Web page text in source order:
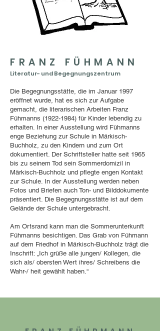
Franz Fühmann
FRANZ FÜHMANN
Literatur- und Begegnungszentrum
Die Begegnungsstätte, die im Januar 1997
eröffnet wurde, hat es sich zur Aufgabe
gemacht, die literarischen Arbeiten Franz
Fühmanns (1922-1984) für Kinder lebendig zu
erhalten. In einer Ausstellung wird Fühmanns
enge Beziehung zur Schule in Märkisch-
Buchholz, zu den Kindern und zum Ort
dokumentiert. Der Schriftsteller hatte seit 1965
bis zu seinem Tod sein Sommerdomizil in
Märkisch-Buchholz und pflegte engen Kontakt
zur Schule. In der Ausstellung werden neben
Fotos und Briefen auch Ton- und Bilddokumente
präsentiert. Die Begegnungsstätte ist auf dem
Gelände der Schule untergebracht.
Am Ortsrand kann man die Sommerunterkunft
Fühmanns besichtigen. Das Grab von Fühmann
auf dem Friedhof in Märkisch-Buchholz trägt die
Inschrift: „Ich grüße alle jungen/ Kollegen, die
sich als/ obersten Wert ihres/ Schreibens die
Wahr-/ heit gewählt haben.“